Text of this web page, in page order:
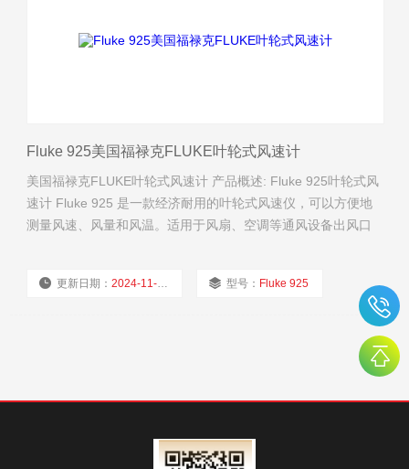
Fluke 925美国福禄克FLUKE叶轮式风速计
美国福禄克FLUKE叶轮式风速计 产品概述: Fluke 925叶轮式风
速计 Fluke 925 是一款经济耐用的叶轮式风速仪，可以方便地
测量风速、风量和风温。适用于风扇、空调等通风设备出风口
更新日期：2024-11-23 型号： Fluke 925